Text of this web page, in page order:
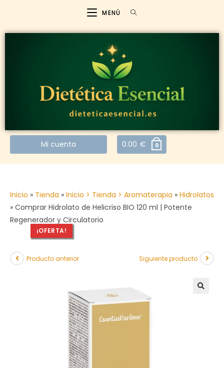
MENÚ
Mi cuenta 0.00 € 0
Inicio » Tienda » Inicio > Tienda > Aromaterapia » Hidrolatos
» Comprar Hidrolato de Helicriso BIO 120 ml | Potente
Regenerador y Circulatorio
¡OFERTA!
Producto anterior Siguiente producto